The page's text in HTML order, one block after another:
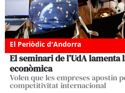
El Periòdic d'Andorra
El seminari de l’UdA
econòmica
Volen que les empreses apostin
competitivitat internacional